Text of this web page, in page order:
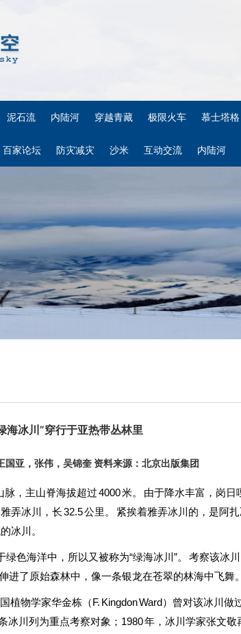
泥石流 内陆河 穿越青藏 极限火车 慕士塔格
百家论坛 防灾减灾 沙米 互动交流 内陆河
海冰川”穿行于亚热带丛林里
亚，张伟，吴锦奎 资料来源：北京出版集团
，主山脊海拔超过 4000 米。 由于降水丰富，岗日
弄冰川，长 32.5 公里。 紧挨着雅弄冰川的，是阿扎
冰川。
色海洋中，所以又被称为“绿海冰川”。 考察该冰
进了原始森林中，像一条银龙在苍翠的林海中飞舞
物学家华金栋（F. Kingdon Ward）曾对该冰川做
川列为重点考察对象；1980 年，冰川学家张文敬